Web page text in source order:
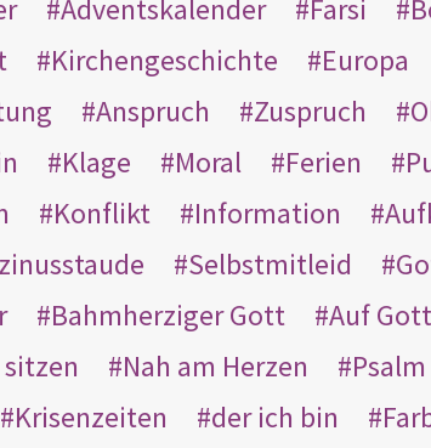
Adventskalender Farsi
Kirchengeschichte Europa
Anspruch Zuspruch
Klage Moral Ferien
Konflikt Information
Selbstmitleid
Bahmherziger Gott Auf
sitzen Nah am Herzen
Krisenzeiten der ich bin